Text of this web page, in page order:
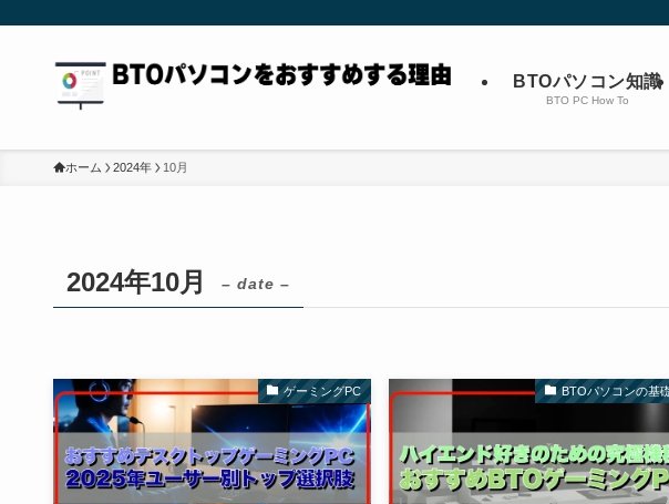
BTOパソコン知識
BTO PC How To
ホーム 2024年 10月
2024年10月 – date –
ゲーミングPC BTOパソコンの基